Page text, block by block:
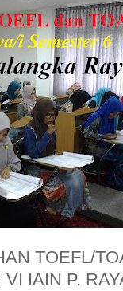
TOEFL/
IAIN P.